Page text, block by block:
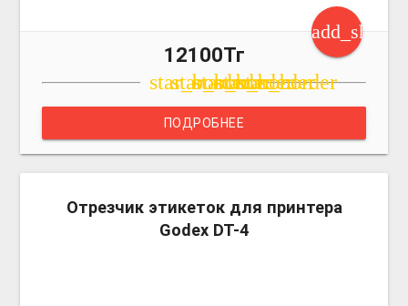
12100Тг
star_border
star_border
star_border
star_border
star_border
ПОДРОБНЕЕ
Отрезчик этикеток для принтера
Godex DT-4